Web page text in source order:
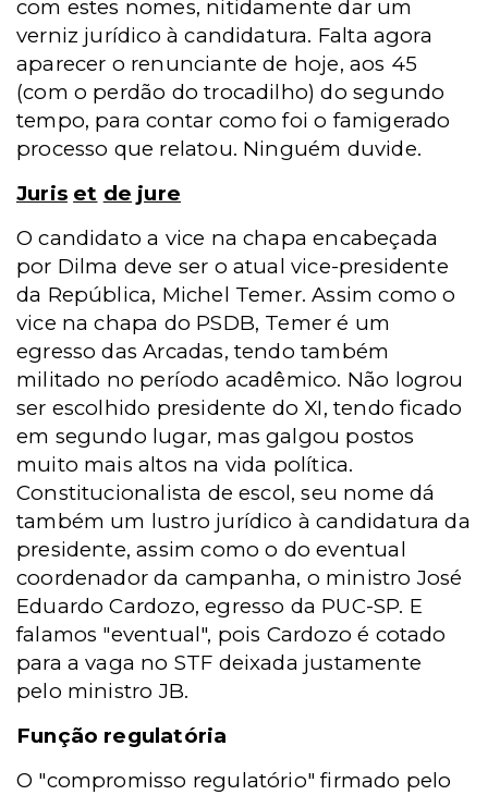
com estes nomes, nitidamente dar um
verniz jurídico à candidatura. Falta agora
aparecer o renunciante de hoje, aos 45
(com o perdão do trocadilho) do segundo
tempo, para contar como foi o famigerado
processo que relatou. Ninguém duvide.
Juris et de jure
O candidato a vice na chapa encabeçada
por Dilma deve ser o atual vice-presidente
da República, Michel Temer. Assim como o
vice na chapa do PSDB, Temer é um
egresso das Arcadas, tendo também
militado no período acadêmico. Não logrou
ser escolhido presidente do XI, tendo ficado
em segundo lugar, mas galgou postos
muito mais altos na vida política.
Constitucionalista de escol, seu nome dá
também um lustro jurídico à candidatura da
presidente, assim como o do eventual
coordenador da campanha, o ministro José
Eduardo Cardozo, egresso da PUC-SP. E
falamos "eventual", pois Cardozo é cotado
para a vaga no STF deixada justamente
pelo ministro JB.
Função regulatória
O "compromisso regulatório" firmado pelo